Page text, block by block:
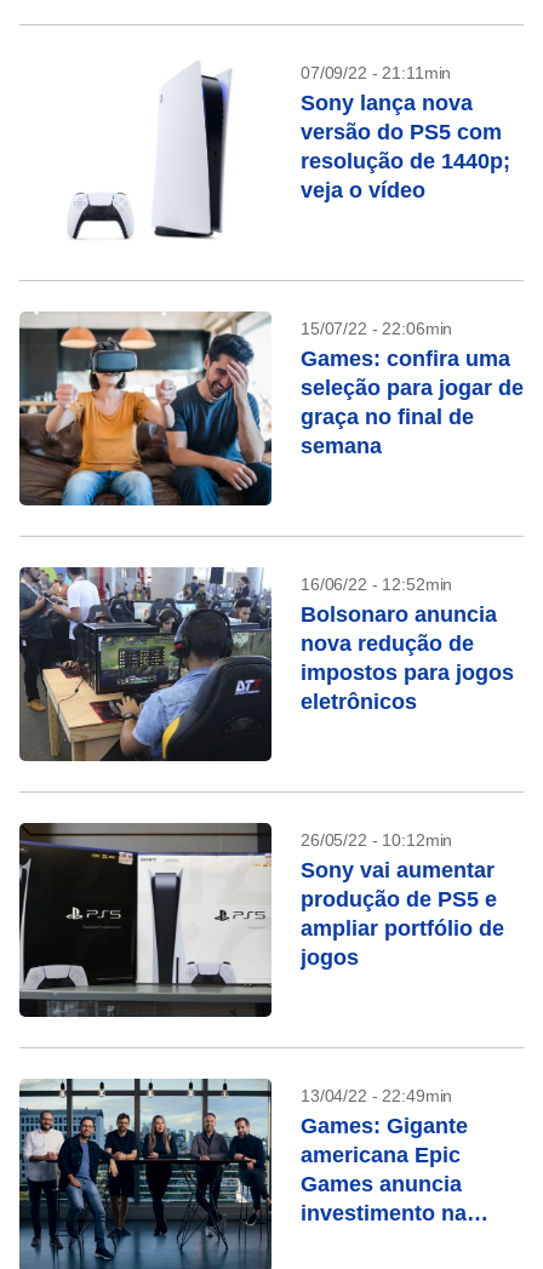
07/09/22 - 21:11min
Sony lança nova
versão do PS5 com
resolução de 1440p;
veja o vídeo
15/07/22 - 22:06min
Games: confira uma
seleção para jogar de
graça no final de
semana
16/06/22 - 12:52min
Bolsonaro anuncia
nova redução de
impostos para jogos
eletrônicos
26/05/22 - 10:12min
Sony vai aumentar
produção de PS5 e
ampliar portfólio de
jogos
13/04/22 - 22:49min
Games: Gigante
americana Epic
Games anuncia
investimento na